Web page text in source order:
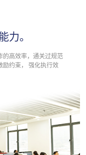
力。
的高效率，通关过规范
励约束， 强化执行效